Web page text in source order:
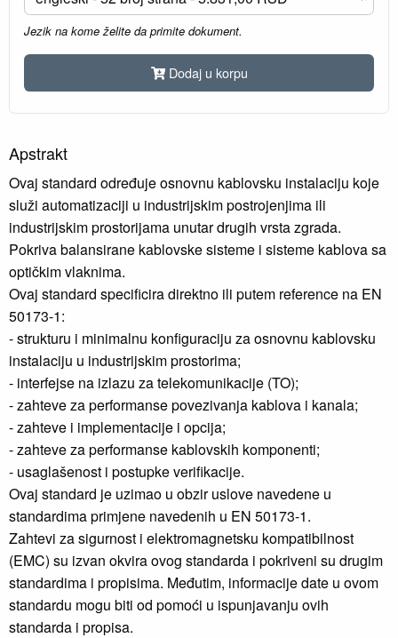
Jezik na kome želite da primite dokument.
Dodaj u korpu
Apstrakt
Ovaj standard određuje osnovnu kablovsku instalaciju koje
služi automatizaciji u industrijskim postrojenjima ili
industrijskim prostorijama unutar drugih vrsta zgrada.
Pokriva balansirane kablovske sisteme i sisteme kablova sa
optičkim vlaknima.
Ovaj standard specificira direktno ili putem reference na EN
50173-1:
- strukturu i minimalnu konfiguraciju za osnovnu kablovsku
instalaciju u industrijskim prostorima;
- interfejse na izlazu za telekomunikacije (TO);
- zahteve za performanse povezivanja kablova i kanala;
- zahteve i implementacije i opcija;
- zahteve za performanse kablovskih komponenti;
- usaglašenost i postupke verifikacije.
Ovaj standard je uzimao u obzir uslove navedene u
standardima primjene navedenih u EN 50173-1.
Zahtevi za sigurnost i elektromagnetsku kompatibilnost
(EMC) su izvan okvira ovog standarda i pokriveni su drugim
standardima i propisima. Međutim, informacije date u ovom
standardu mogu biti od pomoći u ispunjavanju ovih
standarda i propisa.